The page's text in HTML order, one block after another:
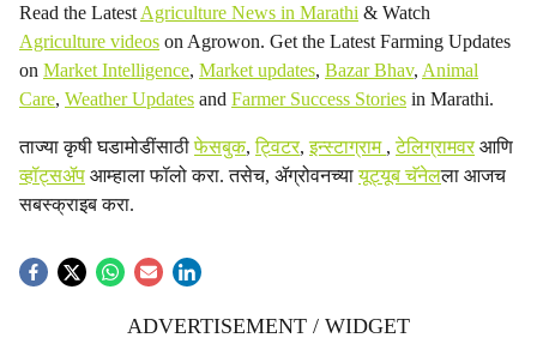
Read the Latest Agriculture News in Marathi & Watch
Agriculture videos on Agrowon. Get the Latest Farming Updates
on Market Intelligence, Market updates, Bazar Bhav, Animal
Care, Weather Updates and Farmer Success Stories in Marathi.
ताज्या कृषी घडामोडींसाठीफेसबुक,ट्विटर,इन्स्टाग्राम ,टेलिग्रामवरआणि
व्हॉट्सॲप आम्हाला फॉलो करा. तसेच, ॲग्रोवनच्यायूट्यूब चॅनेलला आजच
सबस्क्राइब करा.
ADVERTISEMENT / WIDGET